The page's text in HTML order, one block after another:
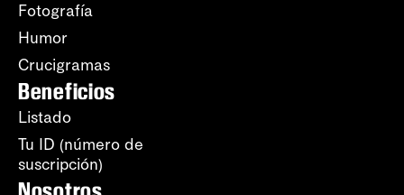
Fotografía
Humor
Crucigramas
Beneficios
Listado
Tu ID (número de
suscripción)